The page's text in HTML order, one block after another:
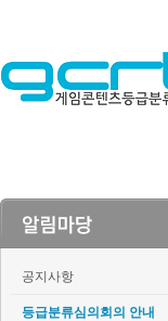
공지사항
등급분류심의회의 안내